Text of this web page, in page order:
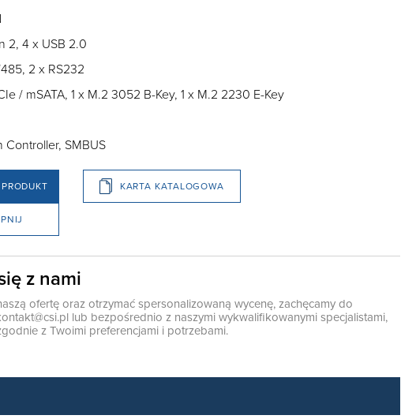
2, 4 x USB 2.0
2 x RS232
/ mSATA, 1 x M.2 3052 B-Key, 1 x M.2 2230 E-Key
Controller, SMBUS
KARTA KATALOGOWA
z nami
ofertę oraz otrzymać spersonalizowaną wycenę, zachęcamy do
lub bezpośrednio z naszymi wykwalifikowanymi specjalistami,
z Twoimi preferencjami i potrzebami.